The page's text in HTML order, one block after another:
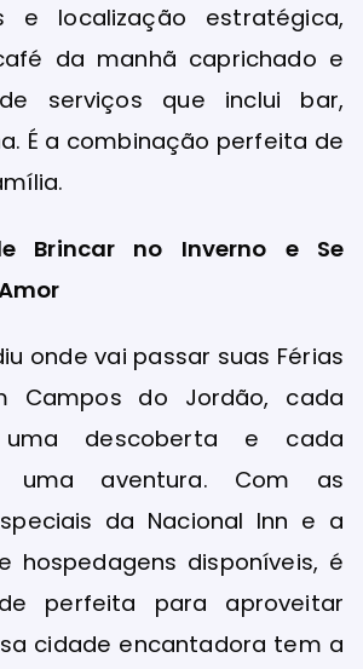
e localização estratégica,
da manhã caprichado e
serviços que inclui bar,
É a combinação perfeita de
Brincar no Inverno e Se
onde vai passar suas Férias
Campos do Jordão, cada
descoberta e cada
uma aventura. Com as
da Nacional Inn e a
hospedagens disponíveis, é
perfeita para aproveitar
cidade encantadora tem a